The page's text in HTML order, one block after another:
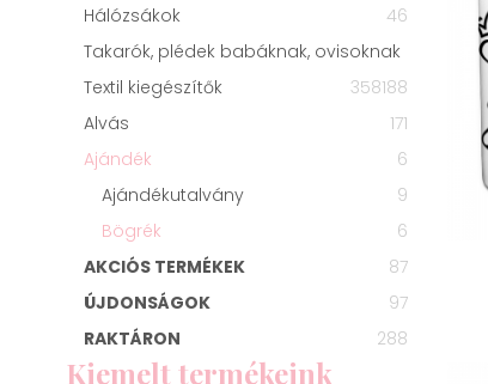
Hálózsákok
46
Takarók, plédek babáknak, ovisoknak
188
Textil kiegészítők
358
Alvás
171
Ajándék
6
Ajándékutalvány
9
Bögrék
6
AKCIÓS TERMÉKEK
87
ÚJDONSÁGOK
97
RAKTÁRON
288
Kiemelt termékeink